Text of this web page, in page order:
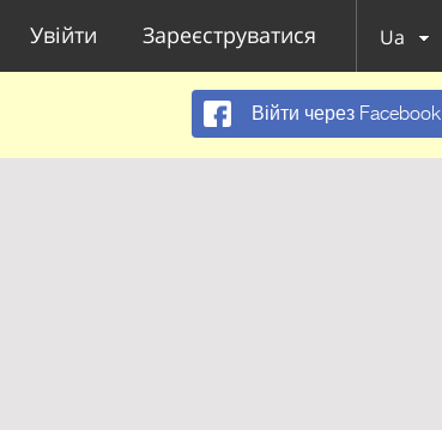
Увійти Зареєструватися Ua
Війти через Facebook